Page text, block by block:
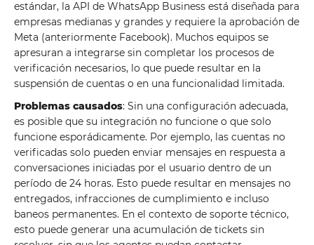
estándar, la API de WhatsApp Business está diseñada para
empresas medianas y grandes y requiere la aprobación de
Meta (anteriormente Facebook). Muchos equipos se
apresuran a integrarse sin completar los procesos de
verificación necesarios, lo que puede resultar en la
suspensión de cuentas o en una funcionalidad limitada.
Problemas causados: Sin una configuración adecuada,
es posible que su integración no funcione o que solo
funcione esporádicamente. Por ejemplo, las cuentas no
verificadas solo pueden enviar mensajes en respuesta a
conversaciones iniciadas por el usuario dentro de un
período de 24 horas. Esto puede resultar en mensajes no
entregados, infracciones de cumplimiento e incluso
baneos permanentes. En el contexto de soporte técnico,
esto puede generar una acumulación de tickets sin